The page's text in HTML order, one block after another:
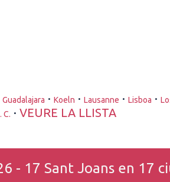
Guadalajara · Koeln · Lausanne · Lisboa ·
C. · VEURE LA LLISTA
- 17 Sant Joans en 17